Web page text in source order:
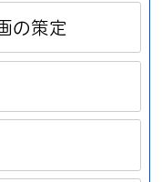
の策定